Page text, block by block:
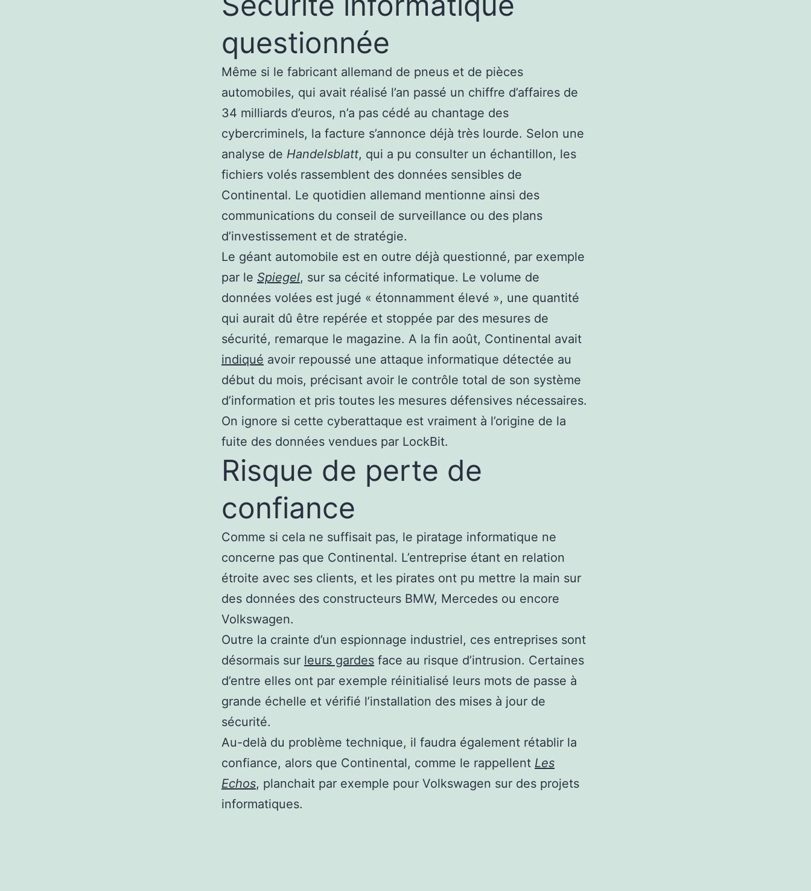
questionnée
Même si le fabricant allemand de pneus et de pièces
automobiles, qui avait réalisé l’an passé un chiffre d’affaires de
34 milliards d’euros, n’a pas cédé au chantage des
cybercriminels, la facture s’annonce déjà très lourde. Selon une
analyse de Handelsblatt, qui a pu consulter un échantillon, les
fichiers volés rassemblent des données sensibles de
Continental. Le quotidien allemand mentionne ainsi des
communications du conseil de surveillance ou des plans
d’investissement et de stratégie.
Le géant automobile est en outre déjà questionné, par exemple
par le Spiegel, sur sa cécité informatique. Le volume de
données volées est jugé « étonnamment élevé », une quantité
qui aurait dû être repérée et stoppée par des mesures de
sécurité, remarque le magazine. A la fin août, Continental avait
indiqué avoir repoussé une attaque informatique détectée au
début du mois, précisant avoir le contrôle total de son système
d’information et pris toutes les mesures défensives nécessaires.
On ignore si cette cyberattaque est vraiment à l’origine de la
fuite des données vendues par LockBit.
Risque de perte de
confiance
Comme si cela ne suffisait pas, le piratage informatique ne
concerne pas que Continental. L’entreprise étant en relation
étroite avec ses clients, et les pirates ont pu mettre la main sur
des données des constructeurs BMW, Mercedes ou encore
Volkswagen.
Outre la crainte d’un espionnage industriel, ces entreprises sont
désormais sur leurs gardes face au risque d’intrusion. Certaines
d’entre elles ont par exemple réinitialisé leurs mots de passe à
grande échelle et vérifié l’installation des mises à jour de
sécurité.
Au-delà du problème technique, il faudra également rétablir la
confiance, alors que Continental, comme le rappellent Les
Echos, planchait par exemple pour Volkswagen sur des projets
informatiques.